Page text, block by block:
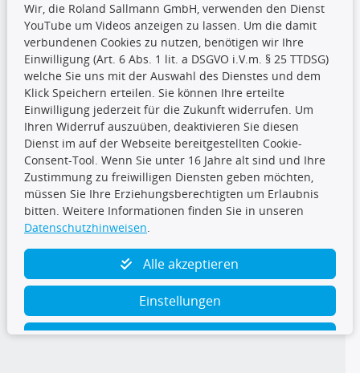
CARAT Gruppe
Folge uns
TecDoc Inside
Wir, die Roland Sallmann GmbH, verwenden den Dienst
YouTube um Videos anzeigen zu lassen. Um die damit
verbundenen Cookies zu nutzen, benötigen wir Ihre
Einwilligung (Art. 6 Abs. 1 lit. a DSGVO i.V.m. § 25 TTDSG)
welche Sie uns mit der Auswahl des Dienstes und dem
Klick Speichern erteilen. Sie können Ihre erteilte
Einwilligung jederzeit für die Zukunft widerrufen. Um
Ihren Widerruf auszuüben, deaktivieren Sie diesen
Dienst im auf der Webseite bereitgestellten Cookie-
Consent-Tool. Wenn Sie unter 16 Jahre alt sind und Ihre
Zustimmung zu freiwilligen Diensten geben möchten,
müssen Sie Ihre Erziehungsberechtigten um Erlaubnis
bitten. Weitere Informationen finden Sie in unseren
Datenschutzhinweisen.
Alle akzeptieren
Einstellungen
Ablehnen